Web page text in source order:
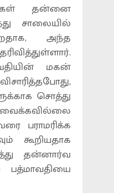
தன்னை
சாலையில்
அந்த
மகன்
சொத்து
பராமரிக்க
கூறியதாக
தன்னார்வ
பத்மாவதியை